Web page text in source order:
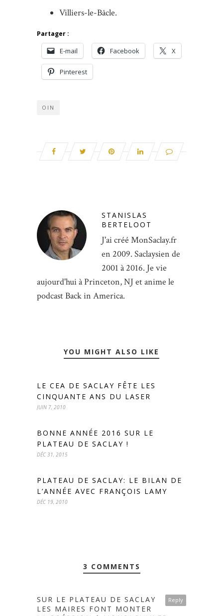
Villiers-le-Bâcle.
Partager :
E-mail Facebook X
Pinterest
OIN
STANISLAS
BERTELOOT
J'ai créé MonSaclay.fr
en 2009. Saclaysien de
2001 à 2016. Je vie
aujourd'hui à Princeton, NJ et anime le
podcast Back in America.
YOU MIGHT ALSO LIKE
LE CEA DE SACLAY FÊTE LES
CINQUANTE ANS DU LASER
JUIN 7, 2010
BONNE ANNÉE 2016 SUR LE
PLATEAU DE SACLAY !
DÉC 31, 2015
PLATEAU DE SACLAY: LE BILAN DE
L’ANNÉE AVEC FRANÇOIS LAMY
DÉC 19, 2010
3 COMMENTS
Reply
SUR LE PLATEAU DE SACLAY
LES MAIRES FONT MONTER